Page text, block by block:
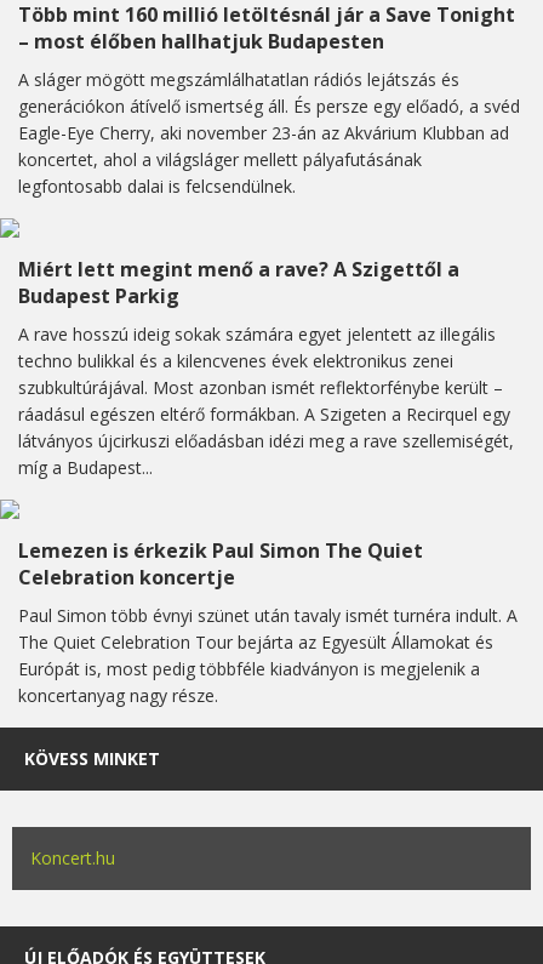
Több mint 160 millió letöltésnál jár a Save Tonight
– most élőben hallhatjuk Budapesten
A sláger mögött megszámlálhatatlan rádiós lejátszás és
generációkon átívelő ismertség áll. És persze egy előadó, a svéd
Eagle-Eye Cherry, aki november 23-án az Akvárium Klubban ad
koncertet, ahol a világsláger mellett pályafutásának
legfontosabb dalai is felcsendülnek.
Miért lett megint menő a rave? A Szigettől a
Budapest Parkig
A rave hosszú ideig sokak számára egyet jelentett az illegális
techno bulikkal és a kilencvenes évek elektronikus zenei
szubkultúrájával. Most azonban ismét reflektorfénybe került –
ráadásul egészen eltérő formákban. A Szigeten a Recirquel egy
látványos újcirkuszi előadásban idézi meg a rave szellemiségét,
míg a Budapest...
Lemezen is érkezik Paul Simon The Quiet
Celebration koncertje
Paul Simon több évnyi szünet után tavaly ismét turnéra indult. A
The Quiet Celebration Tour bejárta az Egyesült Államokat és
Európát is, most pedig többféle kiadványon is megjelenik a
koncertanyag nagy része.
KÖVESS MINKET
Koncert.hu
ÚJ ELŐADÓK ÉS EGYÜTTESEK